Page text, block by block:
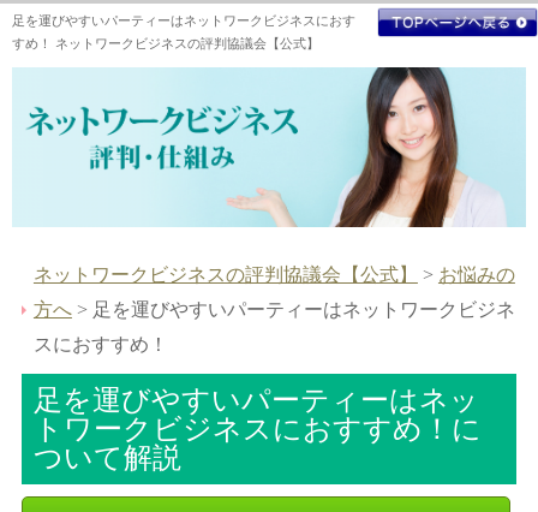
足を運びやすいパーティーはネットワークビジネスにおす
すめ！ ネットワークビジネスの評判協議会【公式】
ネットワークビジネスの評判協議会【公式】 > お悩みの
方へ> 足を運びやすいパーティーはネットワークビジネ
スにおすすめ！
足を運びやすいパーティーはネッ
トワークビジネスにおすすめ！に
ついて解説